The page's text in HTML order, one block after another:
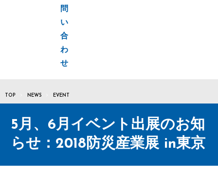
問
い
合
わ
せ
TOP NEWS EVENT
5月、6月イベント出展のお知
らせ：2018防災産業展 in東京